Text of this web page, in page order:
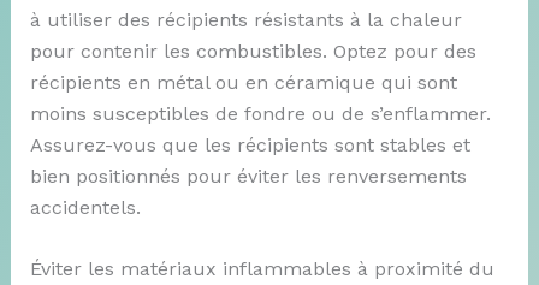
à utiliser des récipients résistants à la chaleur
pour contenir les combustibles. Optez pour des
récipients en métal ou en céramique qui sont
moins susceptibles de fondre ou de s’enflammer.
Assurez-vous que les récipients sont stables et
bien positionnés pour éviter les renversements
accidentels.
Éviter les matériaux inflammables à proximité du